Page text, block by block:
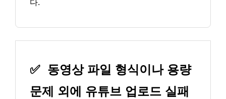
다.
✅ 동영상 파일 형식이나 용량
문제 외에 유튜브 업로드 실패